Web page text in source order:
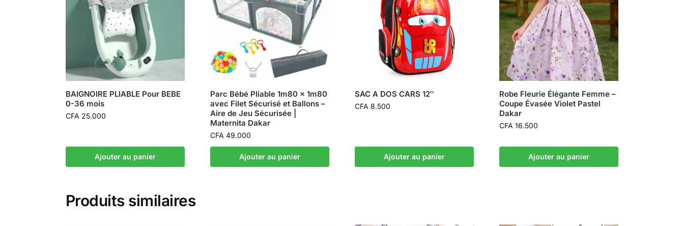
BAIGNOIRE PLIABLE Pour BEBE
0-36 mois
CFA 25.000
Ajouter au panier
Parc Bébé Pliable 1m80 x 1m80
avec Filet Sécurisé et Ballons –
Aire de Jeu Sécurisée |
Maternita Dakar
CFA 49.000
Ajouter au panier
SAC A DOS CARS 12″
CFA 8.500
Ajouter au panier
Robe Fleurie Élégante Femme –
Coupe Évasée Violet Pastel
Dakar
CFA 16.500
Ajouter au panier
Produits similaires